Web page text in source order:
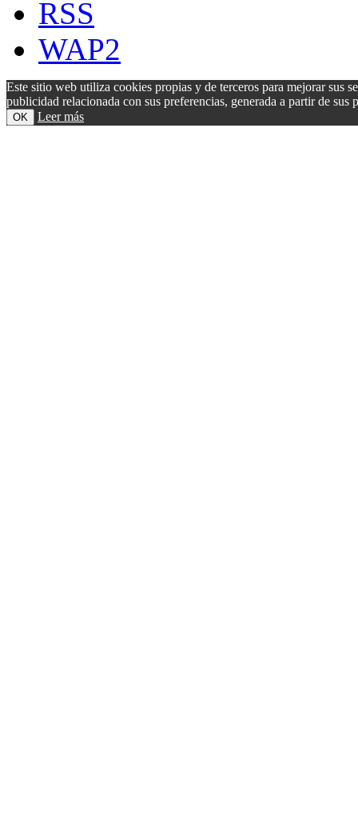
RSS
WAP2
Este sitio web utiliza cookies propias y de terceros para mejorar sus
publicidad relacionada con sus preferencias, generada a partir de
OK Leer más